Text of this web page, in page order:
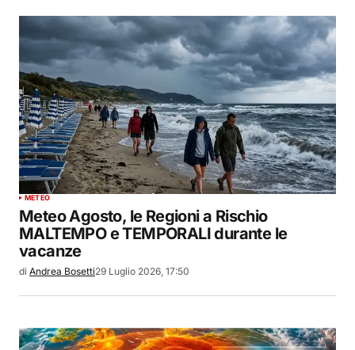
METEO
Meteo Agosto, le Regioni a Rischio
MALTEMPO e TEMPORALI durante le
vacanze
di Andrea Bosetti29 Luglio 2026, 17:50